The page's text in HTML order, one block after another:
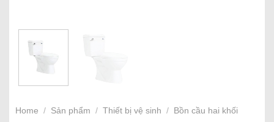
Home / Sản phẩm / Thiết bị vệ sinh / Bồn cầu hai khối